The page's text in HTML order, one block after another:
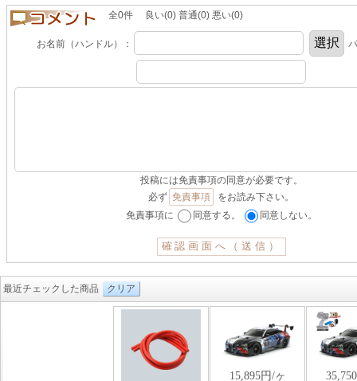
全0件 良い(0) 普通(0) 悪い(0)
お名前（ハンドル）：
投稿には免責事項の同意が必要です。
必ず 免責事項
をお読み下さい。
免責事項に
同意する。 同意しない。
最近チェックした商品 クリア